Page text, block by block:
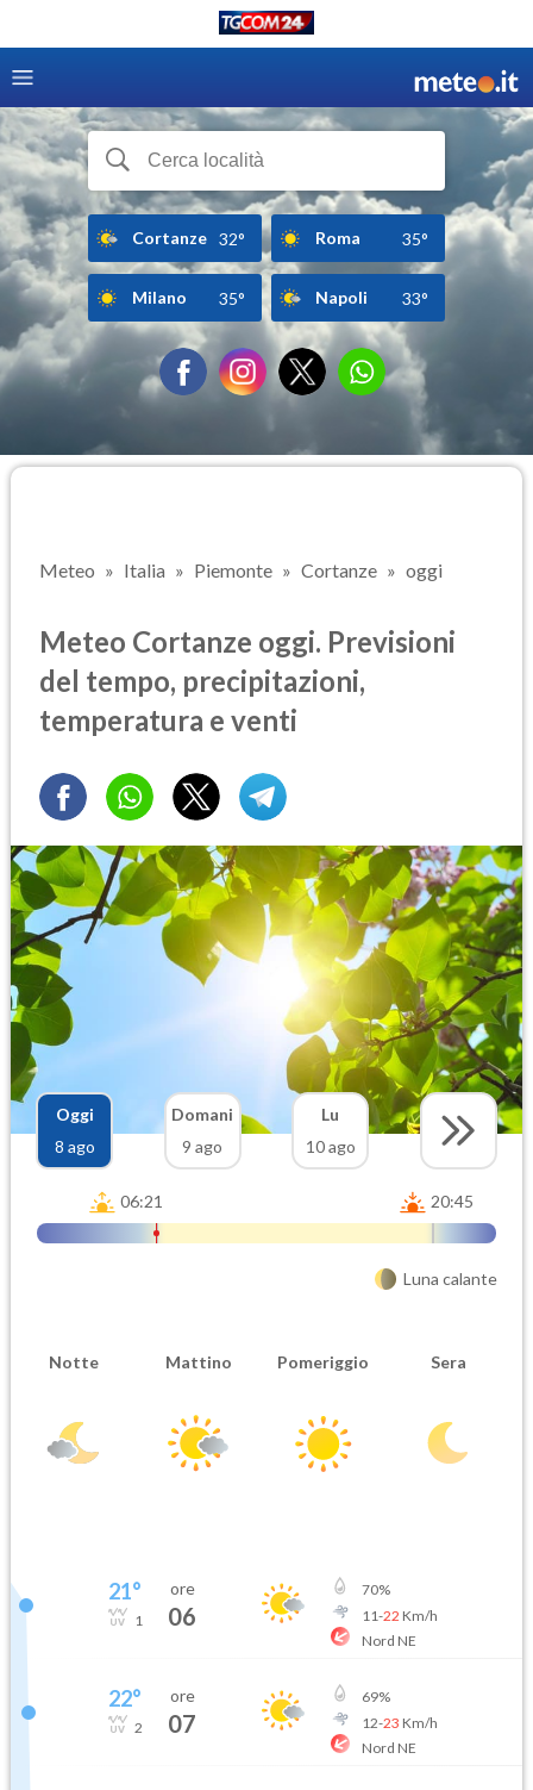
Cortanze 32° Roma 35°
Milano 35° Napoli 33°
Meteo Italia Piemonte Cortanze oggi
Meteo Cortanze oggi. Previsioni
del tempo, precipitazioni,
temperatura e venti
Oggi
8 ago
Domani
9 ago
Lu
10 ago
06:21 20:45
Luna calante
Notte Mattino Pomeriggio Sera
21°
1
ore
06
70%
11-22 Km/h
Nord NE
22°
2
ore
07
69%
12-23 Km/h
Nord NE